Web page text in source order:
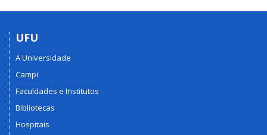
UFU
A Universidade
Campi
Faculdades e Institutos
Bibliotecas
Hospitais